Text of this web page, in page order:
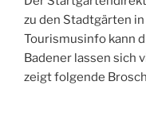
zu den Stadtgärten
Tourismusinfo kann
Badener lassen sich
zeigt folgende